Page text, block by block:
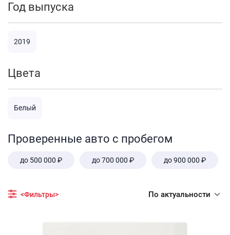
Год выпуска
2019
Цвета
Белый
Проверенные авто с пробегом
до 500 000 ₽ до 700 000 ₽ до 900 000 ₽
<Фильтры> По актуальности